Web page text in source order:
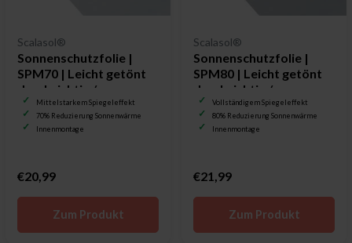
Scalasol®
Sonnenschutzfolie |
SPM70 | Leicht getönt
durchsichtig /
Spiegelfolie
Mittelstarkem Spiegeleffekt
70% Reduzierung Sonnenwärme
Innenmontage
€20,99
Zum Produkt
Scalasol®
Sonnenschutzfolie |
SPM80 | Leicht getönt
durchsichtig /
Spiegelfolie
Vollständigem Spiegeleffekt
80% Reduzierung Sonnenwärme
Innenmontage
€21,99
Zum Produkt